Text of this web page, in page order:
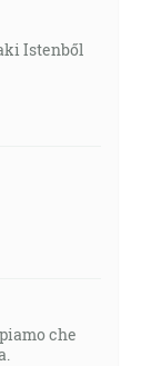
Istenből
che